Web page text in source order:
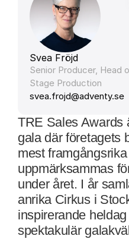
Svea Fröjd
Senior Producer, Head
Stage Production
svea.frojd@adventy.se
TRE Sales Awards
gala där företagets
mest
uppmärksammas
under året. I år
anrika Cirkus i
inspirerande
spektakulär